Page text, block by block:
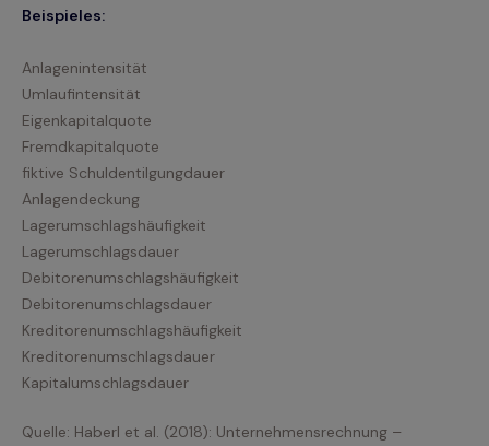
Beispieles:
Anlagenintensität
Umlaufintensität
Eigenkapitalquote
Fremdkapitalquote
fiktive Schuldentilgungdauer
Anlagendeckung
Lagerumschlagshäufigkeit
Lagerumschlagsdauer
Debitorenumschlagshäufigkeit
Debitorenumschlagsdauer
Kreditorenumschlagshäufigkeit
Kreditorenumschlagsdauer
Kapitalumschlagsdauer
Quelle: Haberl et al. (2018): Unternehmensrechnung –